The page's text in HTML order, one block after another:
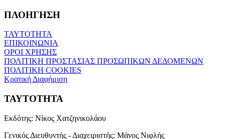
ΠΛΟΗΓΗΣΗ
ΤΑΥΤΟΤΗΤΑ
ΕΠΙΚΟΙΝΩΝΙΑ
ΟΡΟΙ ΧΡΗΣΗΣ
ΠΟΛΙΤΙΚΗ ΠΡΟΣΤΑΣΙΑΣ ΠΡΟΣΩΠΙΚΩΝ ΔΕΔΟΜΕΝΩΝ
ΠΟΛΙΤΙΚΗ COOKIES
Κρατική Διαφήμιση
ΤΑΥΤΟΤΗΤΑ
Εκδότης: Νίκος Χατζηνικολάου
Γενικός Διευθυντής - Διαχειριστής: Μάνος Νιφλής